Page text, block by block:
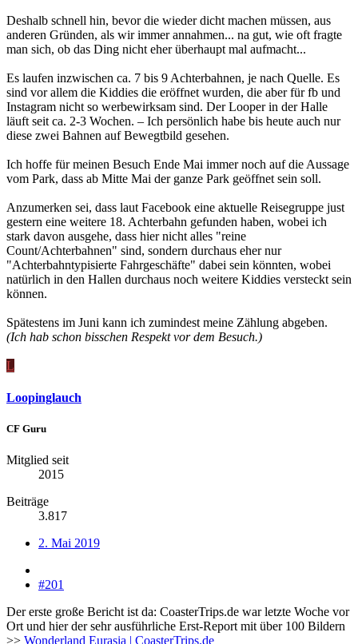
Deshalb schnell hin, bevor die wieder dicht machen müssen, aus
anderen Gründen, als wir immer annahmen... na gut, wie oft fragte
man sich, ob das Ding nicht eher überhaupt mal aufmacht...
Es laufen inzwischen ca. 7 bis 9 Achterbahnen, je nach Quelle. Es
sind vor allem die Kiddies die eröffnet wurden, die aber für fb und
Instagram nicht so werbewirksam sind. Der Looper in der Halle
läuft seit ca. 2-3 Wochen. – Ich persönlich habe bis heute auch nur
diese zwei Bahnen auf Bewegtbild gesehen.
Ich hoffe für meinen Besuch Ende Mai immer noch auf die Aussage
vom Park, dass ab Mitte Mai der ganze Park geöffnet sein soll.
Anzumerken sei, dass laut Facebook eine aktuelle Reisegruppe just
gestern eine weitere 18. Achterbahn gefunden haben, wobei ich
stark davon ausgehe, dass hier nicht alles "reine
Count/Achterbahnen" sind, sondern durchaus eher nur
"Achterbahntypisierte Fahrgeschäfte" dabei sein könnten, wobei
natürlich in den Hallen durchaus noch weitere Kiddies versteckt sein
können.
Spätestens im Juni kann ich zumindest meine Zählung abgeben.
(Ich hab schon bisschen Respekt vor dem Besuch.)
L
Loopinglauch
CF Guru
Mitglied seit
2015
Beiträge
3.817
2. Mai 2019
#201
Der erste große Bericht ist da: CoasterTrips.de war letzte Woche vor
Ort und hier der sehr ausführliche Erst-Report mit über 100 Bildern
>> Wonderland Eurasia | CoasterTrips.de